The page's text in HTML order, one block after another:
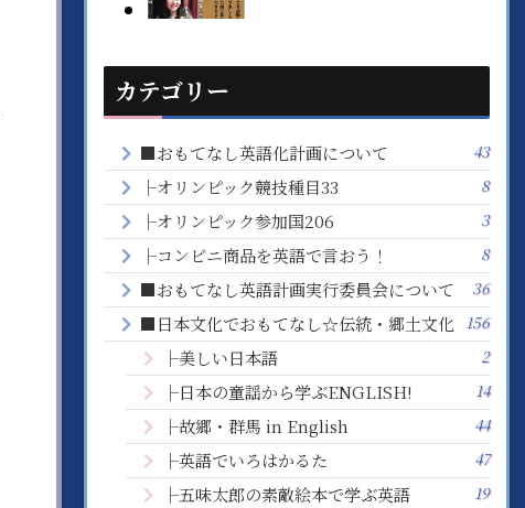
カテゴリー
■おもてなし英語化計画について 43
├オリンピック競技種目33 8
├オリンピック参加国206 3
├コンビニ商品を英語で言おう！ 8
■おもてなし英語計画実行委員会について 36
■日本文化でおもてなし☆伝統・郷土文化 156
├美しい日本語 2
├日本の童謡から学ぶENGLISH! 14
├故郷・群馬 in English 44
├英語でいろはかるた 47
├五味太郎の素敵絵本で学ぶ英語 19